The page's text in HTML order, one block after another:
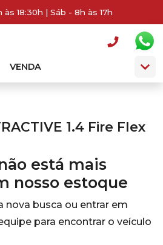
18:30h | Sáb - 8h às 17h
VENDA
1.4 Fire Flex
está mais
nosso estoque
nova busca ou entrar em
para encontrar o veículo